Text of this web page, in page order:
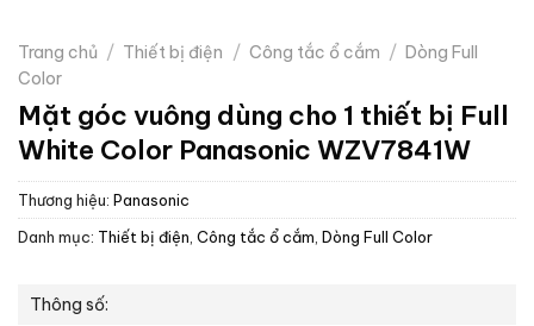
Trang chủ / Thiết bị điện / Công tắc ổ cắm / Dòng Full
Color
Mặt góc vuông dùng cho 1 thiết bị Full
White Color Panasonic WZV7841W
Thương hiệu: Panasonic
Danh mục: Thiết bị điện, Công tắc ổ cắm, Dòng Full Color
Thông số: